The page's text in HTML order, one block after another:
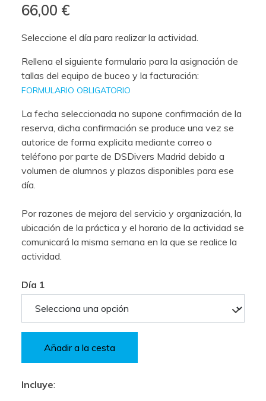
66,00 €
Seleccione el día para realizar la actividad.
Rellena el siguiente formulario para la asignación de
tallas del equipo de buceo y la facturación:
FORMULARIO OBLIGATORIO
La fecha seleccionada no supone confirmación de la
reserva, dicha confirmación se produce una vez se
autorice de forma explicita mediante correo o
teléfono por parte de DSDivers Madrid debido a
volumen de alumnos y plazas disponibles para ese
día.
Por razones de mejora del servicio y organización, la
ubicación de la práctica y el horario de la actividad se
comunicará la misma semana en la que se realice la
actividad.
Día 1
Añadir a la cesta
Incluye: